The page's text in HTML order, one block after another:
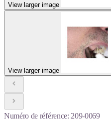
View larger image
View larger image
Numéro de référence: 209-0069